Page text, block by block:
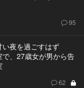
95
い夜を過ごすはず
、27歳女が男から告
62